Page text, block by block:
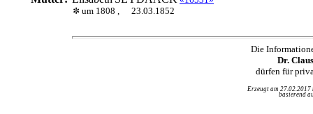
um 1808 ,
23.03.1852
Die
Dr.
dürfen für
Erzeugt am
basierend